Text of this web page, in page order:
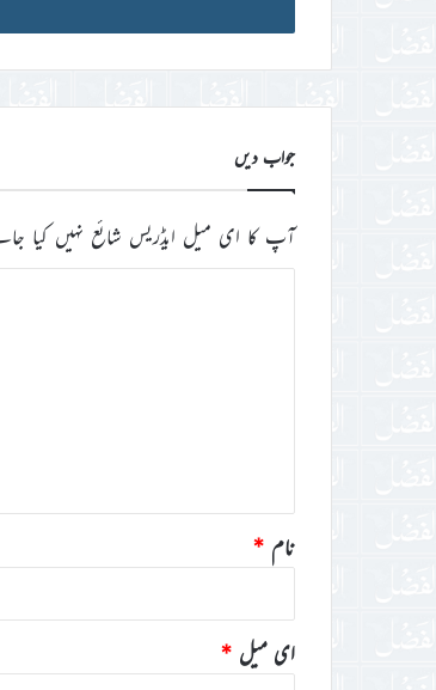
ڈی
جواب دیں
آپ کا ای میل ایڈریس شائع نہیں کیا
نام *
ای میل *